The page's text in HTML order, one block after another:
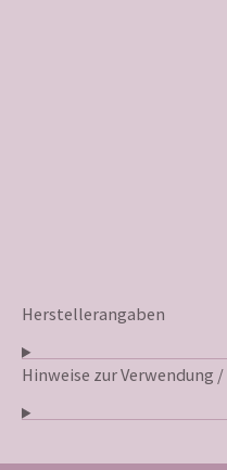
Herstellerangaben
Hinweise zur Verwendung